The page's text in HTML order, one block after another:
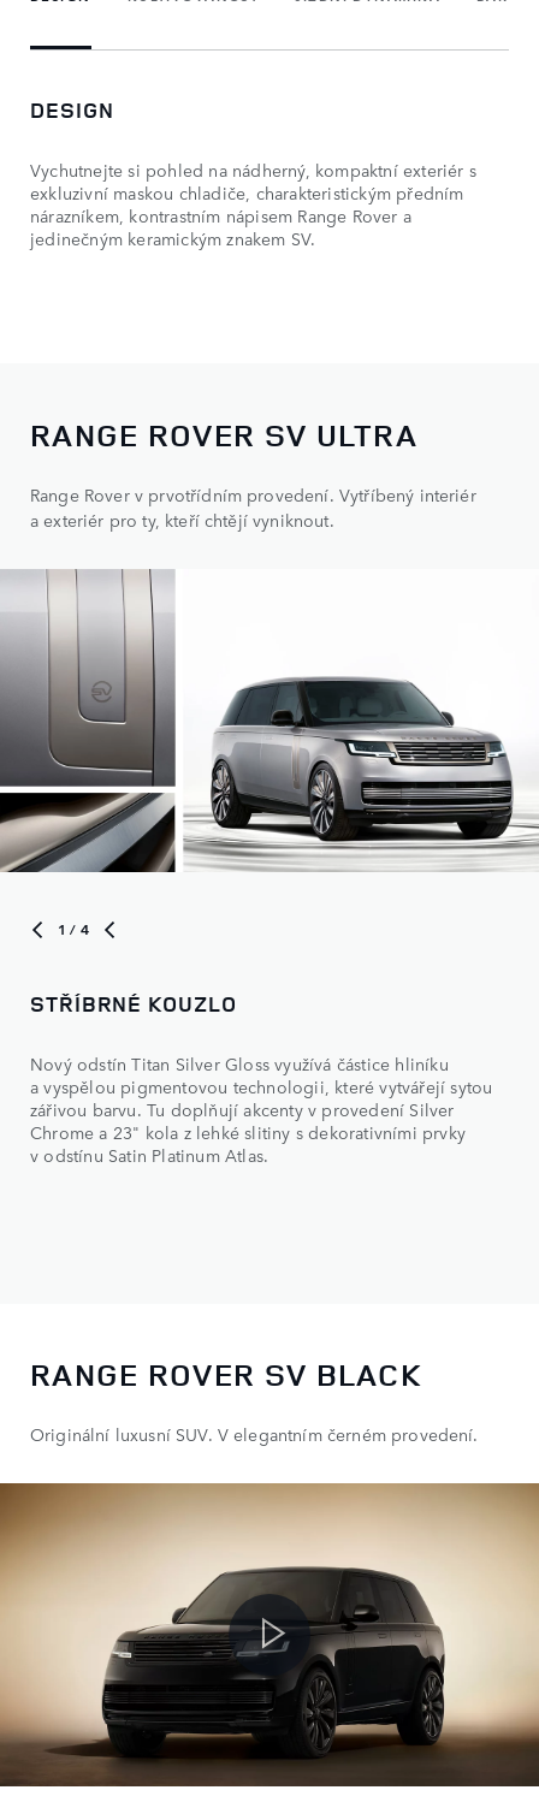
DESIGN
Vychutnejte si pohled na nádherný, kompaktní exteriér s
exkluzivní maskou chladiče, charakteristickým předním
nárazníkem, kontrastním nápisem Range Rover a
jedinečným keramickým znakem SV.
RANGE ROVER SV ULTRA
Range Rover v prvotřídním provedení. Vytříbený interiér
a exteriér pro ty, kteří chtějí vyniknout.
1 / 4
STŘÍBRNÉ KOUZLO
Nový odstín Titan Silver Gloss využívá částice hliníku
a vyspělou pigmentovou technologii, které vytvářejí sytou
zářivou barvu. Tu doplňují akcenty v provedení Silver
Chrome a 23" kola z lehké slitiny s dekorativními prvky
v odstínu Satin Platinum Atlas.
RANGE ROVER SV BLACK
Originální luxusní SUV. V elegantním černém provedení.